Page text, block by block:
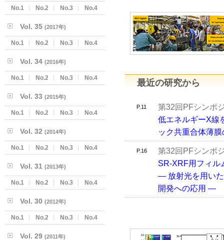
最近の研究から
P.11
第32回PFシンポ
低エネルギーX線
ック共重合体薄
P.16
第32回PFシンポ
SR-XRF用フィル
― 放射光を用い
開発への応用 ―
No.1 No.2 No.3 No.4
Vol. 35 (2017年)
No.1 No.2 No.3 No.4
Vol. 34 (2016年)
No.1 No.2 No.3 No.4
Vol. 33 (2015年)
No.1 No.2 No.3 No.4
Vol. 32 (2014年)
No.1 No.2 No.3 No.4
Vol. 31 (2013年)
No.1 No.2 No.3 No.4
Vol. 30 (2012年)
No.1 No.2 No.3 No.4
Vol. 29 (2011年)